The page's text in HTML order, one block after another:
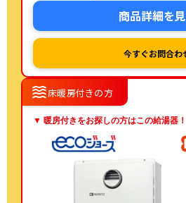
商品詳細を
今すぐお問合わ
waves床暖房付きの方
▼ 暖房付きをお探しの方はこの給湯器！